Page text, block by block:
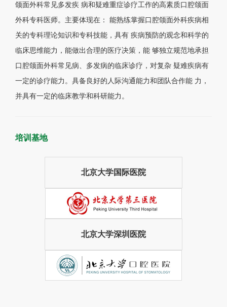
颌面外科常见多发疾 病和疑难重症诊疗工作的高素质口腔颌面
外科专科医师。主要体现在： 能熟练掌握口腔颌面外科疾病相
关的专科理论知识和专科技能，具有 疾病预防的观念和科学的
临床思维能力，能做出合理的医疗决策，能 够独立规范地承担
口腔颌面外科常见病、多发病的临床诊疗，对复杂 疑难疾病有
一定的诊疗能力。具备良好的人际沟通能力和团队合作能 力，
并具有一定的临床教学和科研能力。
培训基地
北京大学国际医院
北京大学深圳医院